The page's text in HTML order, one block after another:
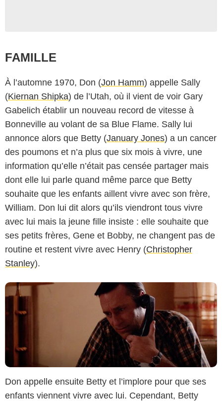
FAMILLE
À l’automne 1970, Don (Jon Hamm) appelle Sally
(Kiernan Shipka) de l’Utah, où il vient de voir Gary
Gabelich établir un nouveau record de vitesse à
Bonneville au volant de sa Blue Flame. Sally lui
annonce alors que Betty (January Jones) a un cancer
des poumons et n’a plus que six mois à vivre, une
information qu’elle n’était pas censée partager mais
dont elle lui parle quand même parce que Betty
souhaite que les enfants aillent vivre avec son frère,
William. Don lui dit alors qu’ils viendront tous vivre
avec lui mais la jeune fille insiste : elle souhaite que
ses petits frères, Gene et Bobby, ne changent pas de
routine et restent vivre avec Henry (Christopher
Stanley).
Don appelle ensuite Betty et l’implore pour que ses
enfants viennent vivre avec lui. Cependant, Betty